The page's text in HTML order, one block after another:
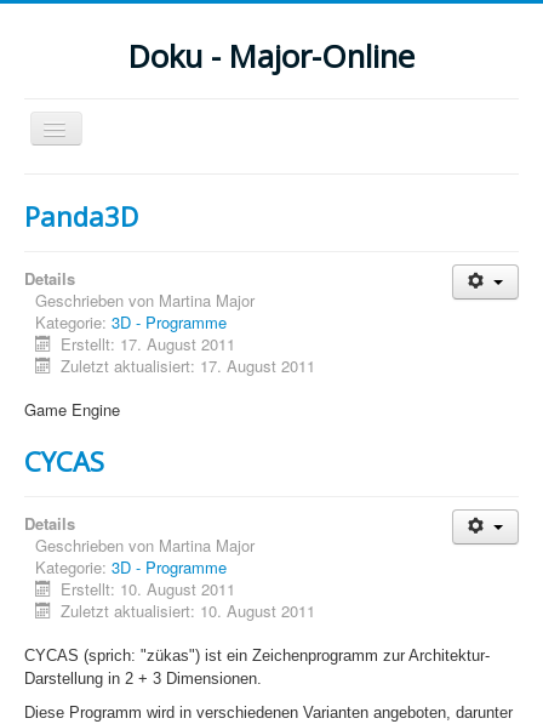
Doku - Major-Online
Navigation
an/aus
PovRay
PHP
Webdesign
CMS
Grafik
JavaScript
Sicherheit
PovRay +
Home
PovRay
Panda3D
Details
Geschrieben von Martina Major
Kategorie: 3D - Programme
Erstellt: 17. August 2011
Zuletzt aktualisiert: 17. August 2011
Game Engine
CYCAS
Details
Geschrieben von Martina Major
Kategorie: 3D - Programme
Erstellt: 10. August 2011
Zuletzt aktualisiert: 10. August 2011
CYCAS (sprich: "zükas") ist ein Zeichenprogramm zur Architektur-
Darstellung in 2 + 3 Dimensionen.
Diese Programm wird in verschiedenen Varianten angeboten, darunter